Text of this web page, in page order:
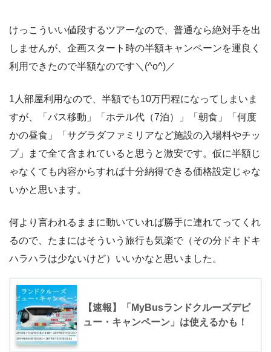
けっこういい値段するツアーなので、普通なら絶対手を出
しませんが、企画スタート時の半額キャンペーンを運良く
利用できたので半額なのです＼(^o^)／
1人部屋利用なので、半額でも10万円程になってしまいま
すが、「バス移動」「ホテル代（7泊）」「朝食」「何度
かの昼食」「サグラダファミリアなど施設の入場料やチッ
プ」まで全て含まれていると思うと激安です。仮に半額じ
ゃなくても内容からすれば十分納得できる価格設定じゃな
いかと思います。
何より言われるままに動いていれば勝手に連れてってくれ
るので、たまにはそういう旅行も気楽で（その分ドキドキ
ハラハラは少ないけど）いいかなと思いました。
【速報】「MyBusランドクルーズデビ
ュー・キャンペーン」は使えるかも！